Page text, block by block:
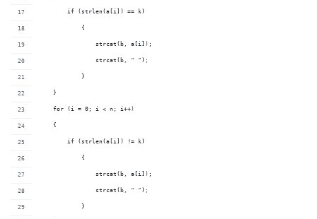
	    {
	    }
    }
    {
	    {
	        strcat(b, a[i]);
	        strcat(b, " ");
	    }